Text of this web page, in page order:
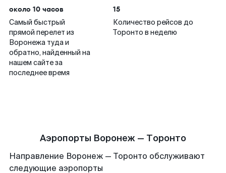
около 10 часов
Самый быстрый
прямой перелет из
Воронежа туда и
обратно, найденный на
нашем сайте за
последнее время
15
Количество рейсов до
Торонто в неделю
Аэропорты Воронеж — Торонто
Направление Воронеж — Торонто обслуживают
следующие аэропорты